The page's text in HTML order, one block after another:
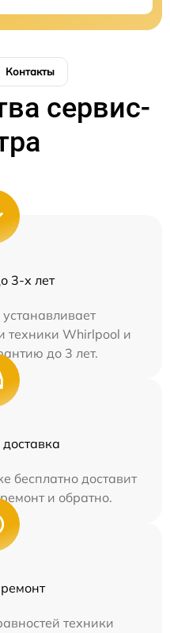
Контакты
сервис-
3-х лет
техники Whirlpool и
до 3 лет.
бесплатно доставит
и обратно.
техники